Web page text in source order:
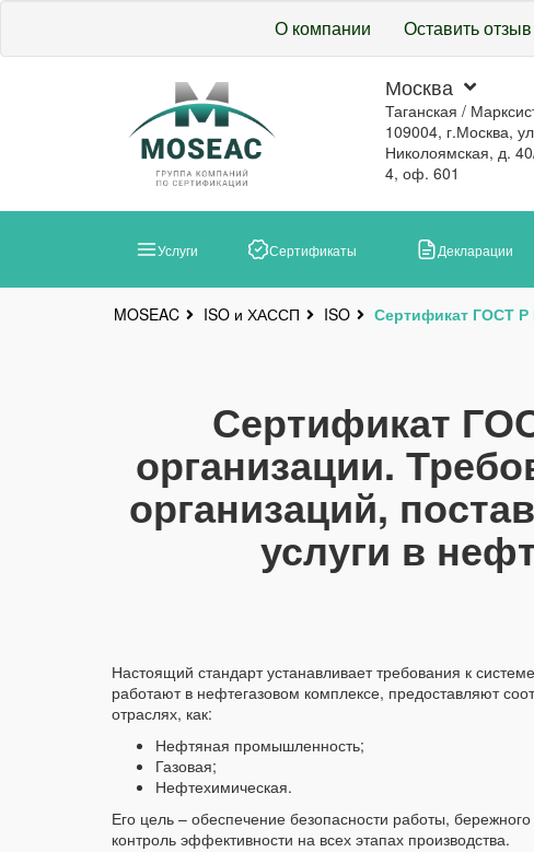
О компании Оставить отзыв
Москва
Таганская /
109004, г.Москва,
Николоямская, д.
4, оф. 601
Услуги Сертификаты Декларации
MOSEAC ISO и ХАССП ISO Сертификат ГОСТ Р
Сертификат
организации.
организаций,
услуги в
Настоящий стандарт устанавливает требования к
работают в нефтегазовом комплексе, предоставляют
отраслях, как:
Нефтяная промышленность;
Газовая;
Нефтехимическая.
Его цель – обеспечение безопасности работы,
контроль эффективности на всех этапах производства.